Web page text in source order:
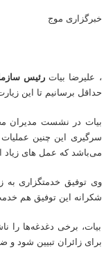
خبرگزاری موج
، علیرضا بیات رئیس
حداقل برسانیم تا این
بیات در نشست مدیران
سرگیری این چنین
می‌باشد که عمل های زیاد
وی توفیق خدمتگزاری به
شکرانه این توفیق هم
بیات، برخی دغدغه‌ها را
برای زائران تبیین شود